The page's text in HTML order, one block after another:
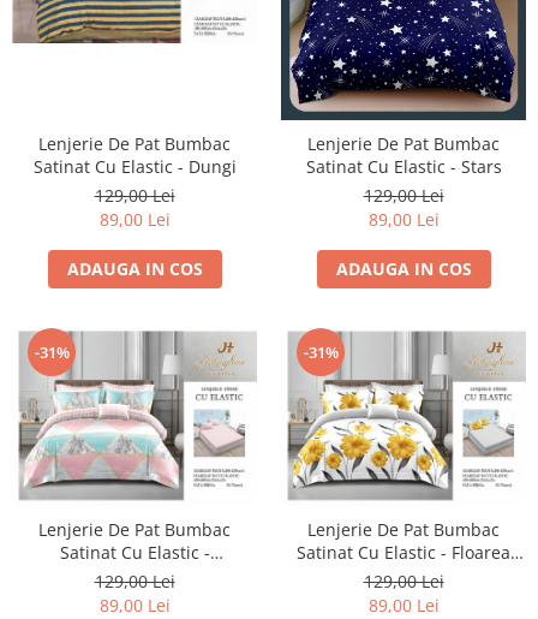
Lenjerie De Pat Bumbac
Satinat Cu Elastic - Dungi
129,00 Lei
89,00 Lei
ADAUGA IN COS
Lenjerie De Pat Bumbac
Satinat Cu Elastic - Stars
129,00 Lei
89,00 Lei
ADAUGA IN COS
-31%
Lenjerie De Pat Bumbac
Satinat Cu Elastic -
Roz/Marmura
129,00 Lei
89,00 Lei
-31%
Lenjerie De Pat Bumbac
Satinat Cu Elastic - Floarea
Soarelui
129,00 Lei
89,00 Lei